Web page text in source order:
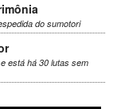
do sumotori
está há 30 lutas sem